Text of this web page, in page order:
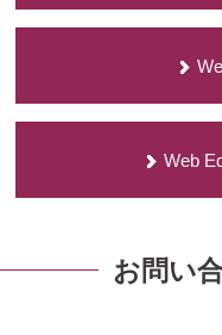
Web
お問い